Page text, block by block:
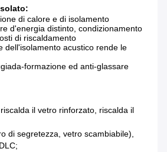
di calore e di isolamento
d'energia distinto, condizionamento
di riscaldamento
dell'isolamento acustico rende le
formazione ed anti-glassare
il vetro rinforzato, riscalda il
di segretezza, vetro scambiabile),